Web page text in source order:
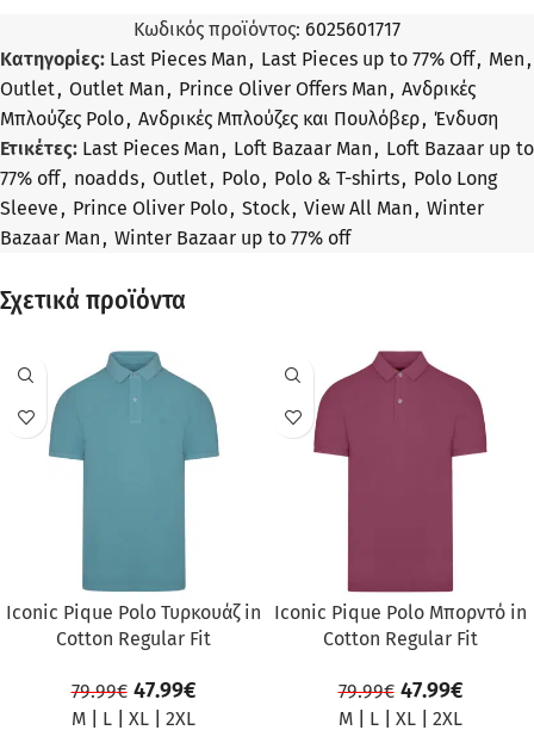
Κωδικός προϊόντος: 6025601717
Κατηγορίες: Last Pieces Man, Last Pieces up to 77% Off, Men,
Outlet, Outlet Man, Prince Oliver Offers Man, Ανδρικές
Μπλούζες Polo, Ανδρικές Μπλούζες και Πουλόβερ, Ένδυση
Ετικέτες: Last Pieces Man, Loft Bazaar Man, Loft Bazaar up to
77% off, noadds, Outlet, Polo, Polo & T-shirts, Polo Long
Sleeve, Prince Oliver Polo, Stock, View All Man, Winter
Bazaar Man, Winter Bazaar up to 77% off
Σχετικά προϊόντα
ΠΡΟΣΦΟΡΆ
Iconic Pique Polo Τυρκουάζ in
Cotton Regular Fit
79.99€ 47.99€
M L XL 2XL
ΠΡΟΣΦΟΡΆ
Iconic Pique Polo Μπορντό in
Cotton Regular Fit
79.99€ 47.99€
M L XL 2XL